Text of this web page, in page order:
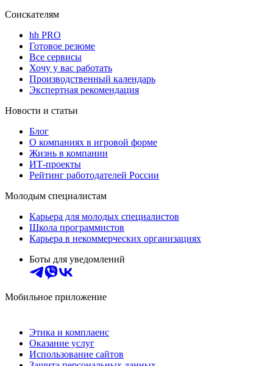
Соискателям
hh PRO
Готовое резюме
Все сервисы
Хочу у вас работать
Производственный календарь
Экспертная рекомендация
Новости и статьи
Блог
О компаниях в игровой форме
Жизнь в компании
ИТ-проекты
Рейтинг работодателей России
Молодым специалистам
Карьера для молодых специалистов
Школа программистов
Карьера в некоммерческих организациях
Боты для уведомлений
Мобильное приложение
Этика и комплаенс
Оказание услуг
Использование сайтов